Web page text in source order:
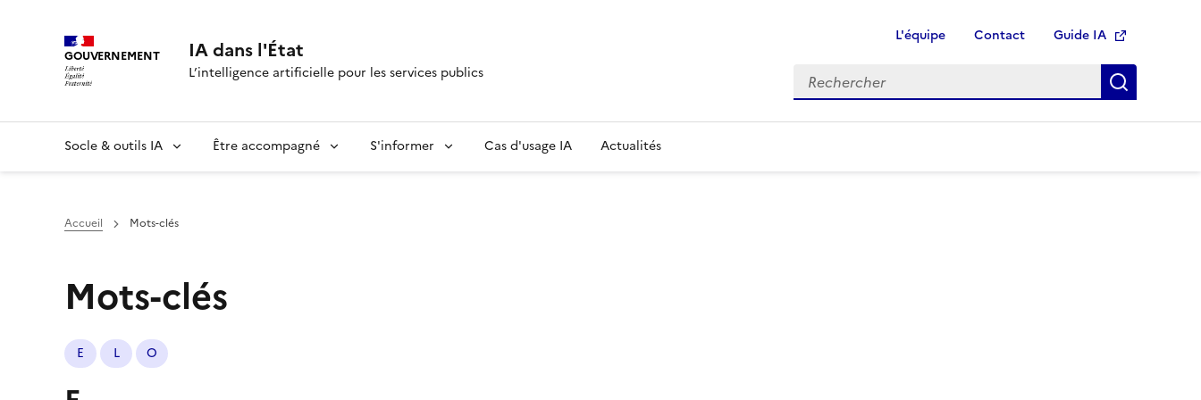
GOUVERNEMENT IA dans l'État
L’intelligence artificielle pour les services publics
L'équipe Contact Guide IA
Ouvre une nouvelle
Rechercher
Socle & outils IA Être accompagné S'informer Cas d'usage IA Actualités
Accueil Mots-clés
Mots-clés
E L O